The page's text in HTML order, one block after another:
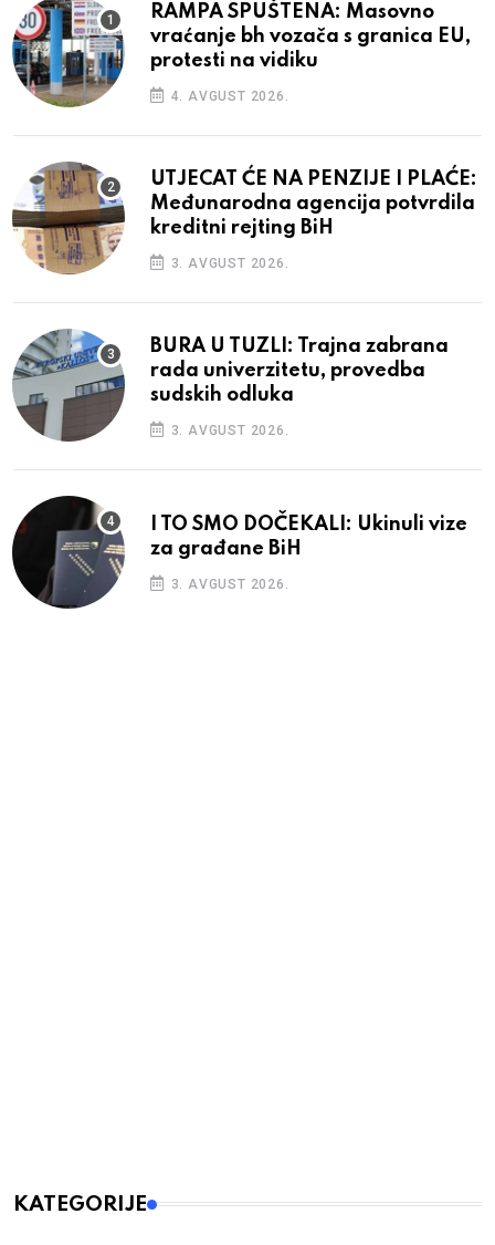
RAMPA SPUŠTENA: Masovno
vraćanje bh vozača s granica EU,
protesti na vidiku
4. AVGUST 2026.
UTJECAT ĆE NA PENZIJE I PLAĆE:
Međunarodna agencija potvrdila
kreditni rejting BiH
3. AVGUST 2026.
BURA U TUZLI: Trajna zabrana
rada univerzitetu, provedba
sudskih odluka
3. AVGUST 2026.
I TO SMO DOČEKALI: Ukinuli vize
za građane BiH
3. AVGUST 2026.
KATEGORIJE